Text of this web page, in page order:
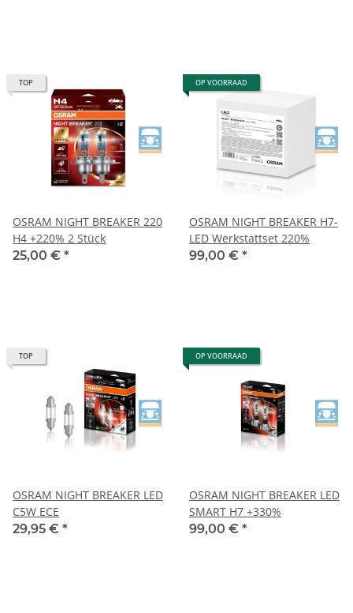
TOP
OSRAM NIGHT BREAKER 220
H4 +220% 2 Stück
25,00 € *
OP VOORRAAD
OSRAM NIGHT BREAKER H7-
LED Werkstattset 220%
99,00 € *
TOP
OSRAM NIGHT BREAKER LED
C5W ECE
29,95 € *
OP VOORRAAD
OSRAM NIGHT BREAKER LED
SMART H7 +330%
99,00 € *